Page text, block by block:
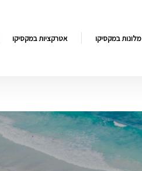
מלונות במקסיקו אטרקציות במקסיקו